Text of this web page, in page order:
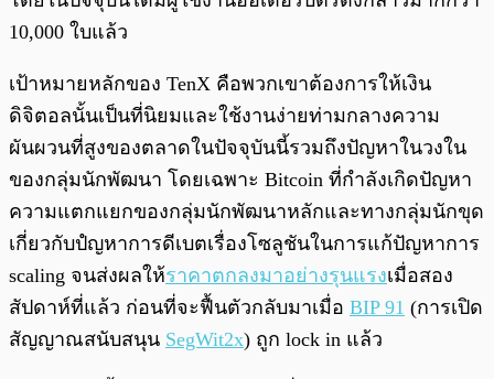
10,000 ใบแล้ว
เป้าหมายหลักของ TenX คือพวกเขาต้องการให้เงิน
ดิจิตอลนั้นเป็นที่นิยมและใช้งานง่ายท่ามกลางความ
ผันผวนที่สูงของตลาดในปัจจุบันนี้รวมถึงปัญหาในวงใน
ของกลุ่มนักพัฒนา โดยเฉพาะ Bitcoin ที่กำลังเกิดปัญหา
ความแตกแยกของกลุ่มนักพัฒนาหลักและทางกลุ่มนักขุด
เกี่ยวกับปํญหาการดีเบตเรื่องโซลูชันในการแก้ปัญหาการ
scaling จนส่งผลให้ราคาตกลงมาอย่างรุนแรงเมื่อสอง
สัปดาห์ที่แล้ว ก่อนที่จะฟื้นตัวกลับมาเมื่อ BIP 91 (การเปิด
สัญญาณสนับสนุน SegWit2x) ถูก lock in แล้ว